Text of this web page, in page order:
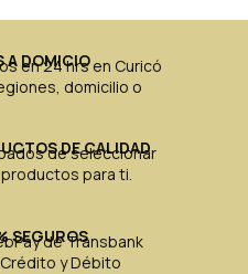
A DOMICIO
en 24 hrs en Curicó
domicilio o
DE CALIDAD
de seleccionar
para ti.
SEGUROS
de Transbank
y Débito